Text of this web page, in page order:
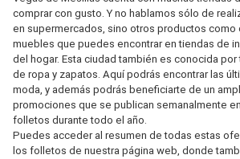
comprar con gusto. Y no hablamos sólo de
en supermercados, sino otros productos como
muebles que puedes encontrar en tiendas de
del hogar. Esta ciudad también es conocida
de ropa y zapatos. Aquí podrás encontrar las
moda, y además podrás beneficiarte de un
promociones que se publican semanalmente
folletos durante todo el año.
Puedes acceder al resumen de todas estas
los folletos de nuestra página web, donde